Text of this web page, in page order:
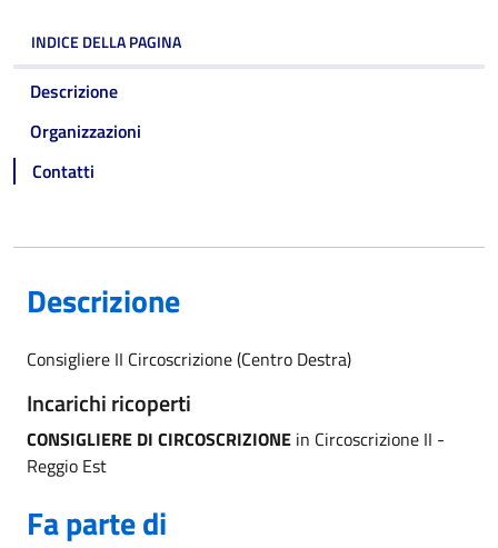
INDICE DELLA PAGINA
Descrizione
Organizzazioni
Contatti
Descrizione
Consigliere II Circoscrizione (Centro Destra)
Incarichi ricoperti
CONSIGLIERE DI CIRCOSCRIZIONE in Circoscrizione II -
Reggio Est
Fa parte di